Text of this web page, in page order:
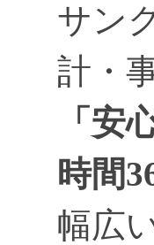
サン
計・
「安
時間
幅広